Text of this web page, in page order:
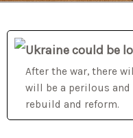
Ukraine could be
After the war, there
will be a perilous
rebuild and reform.